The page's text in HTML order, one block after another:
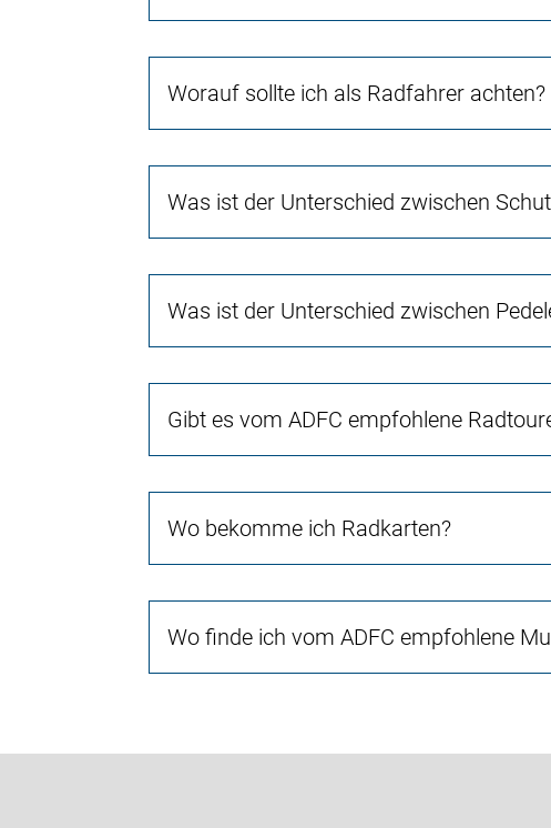
Worauf sollte ich als Radfahrer achten?
Was ist der Unterschied zwischen
Was ist der Unterschied zwischen
Gibt es vom ADFC empfohlene
Wo bekomme ich Radkarten?
Wo finde ich vom ADFC empfohlene